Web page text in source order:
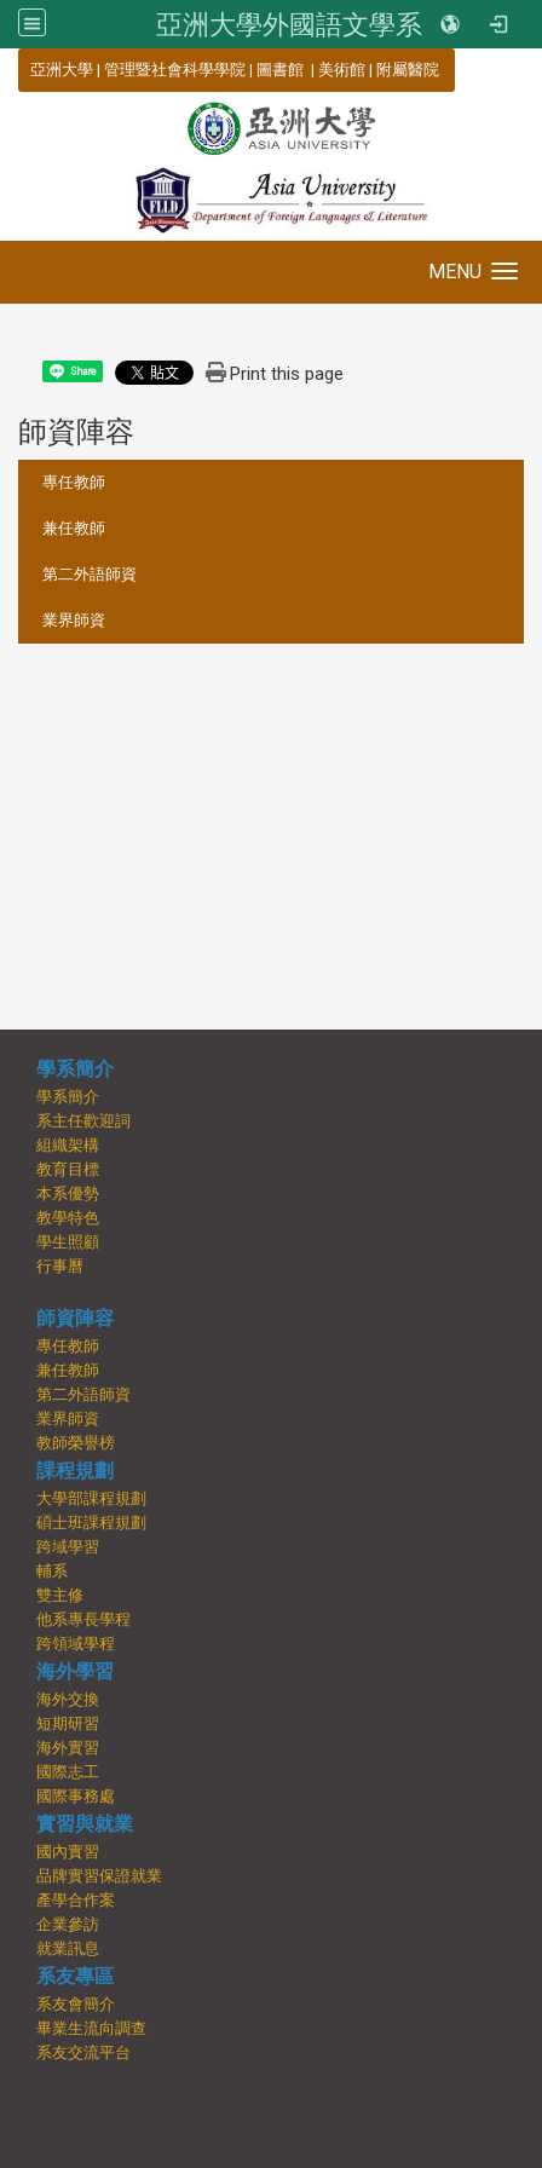
亞洲大學外國語文學系
亞洲大學 | 管理暨社會科學學院 | 圖書館 | 美術館 | 附屬醫院
MENU
Share Print this page
師資陣容
專任教師
兼任教師
第二外語師資
業界師資
學系簡介
學系簡介
系主任歡迎詞
組織架構
教育目標
本系優勢
教學特色
學生照顧
行事曆
師資陣容
專任教師
兼任教師
第二外語師資
業界師資
教師榮譽榜
課程規劃
大學部課程規劃
碩士班課程規劃
跨域學習
輔系
雙主修
他系專長學程
跨領域學程
海外學習
海外交換
短期研習
海外實習
國際志工
國際事務處
實習與就業
國內實習
品牌實習保證就業
產學合作案
企業參訪
就業訊息
系友專區
系友會簡介
畢業生流向調查
系友交流平台